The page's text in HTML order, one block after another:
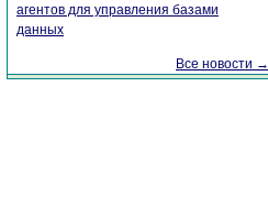
агентов для управления базами
данных
Все новости →